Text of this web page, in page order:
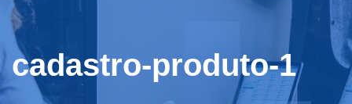
cadastro-produto-1